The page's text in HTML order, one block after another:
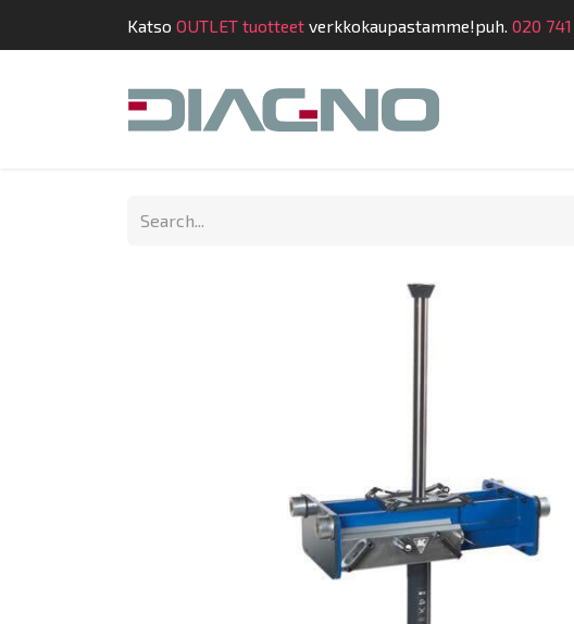
Katso OUTLET tuotteet verkkokaupastamme!puh. 020
Shop